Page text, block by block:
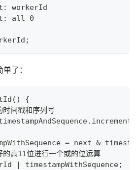
workerId
all 0
了：
{
间戳和序列号
= next &
高11位进行一个或的位运算
| timestampWithSequence;